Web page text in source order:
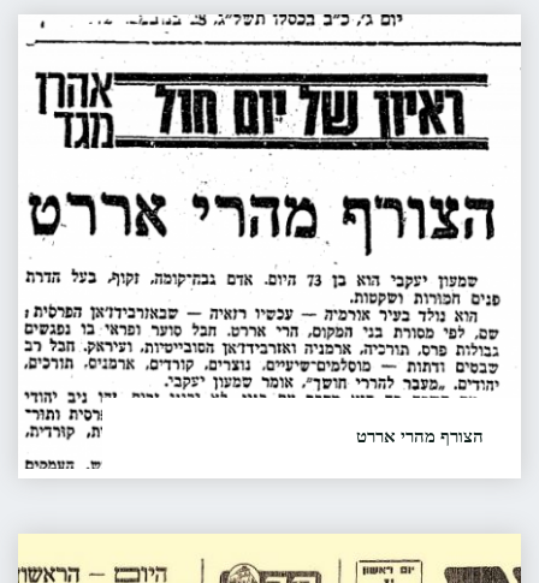
הקודמת. פורסם על ידי דבורה דור בעיתון "על המשמר"
ביום ו', 13 בסטפמבר - 1968 - עמוד 5.
קראו עוד..."על
גמלים
מפרס
לארץ-ישראל"
מהרי
הצורף מהרי אררט
קראו עוד... "הצורף